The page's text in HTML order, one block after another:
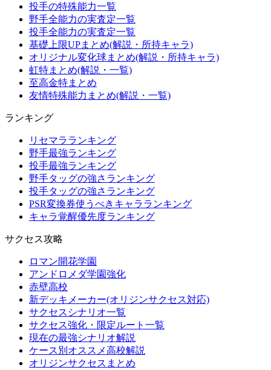
投手の特殊能力一覧
野手全能力の実査定一覧
投手全能力の実査定一覧
基礎上限UPまとめ(解説・所持キャラ)
オリジナル変化球まとめ(解説・所持キャラ)
虹特まとめ(解説・一覧)
至高金特まとめ
友情特殊能力まとめ(解説・一覧)
ランキング
リセマラランキング
野手最強ランキング
投手最強ランキング
野手タッグの強さランキング
投手タッグの強さランキング
PSR変換券使うべきキャラランキング
キャラ覚醒優先度ランキング
サクセス攻略
ロマン開花学園
アンドロメダ学園強化
赤壁高校
新デッキメーカー(オリジンサクセス対応)
サクセスシナリオ一覧
サクセス強化・限定ルート一覧
現在の最強シナリオ解説
ケース別オススメ高校解説
オリジンサクセスまとめ